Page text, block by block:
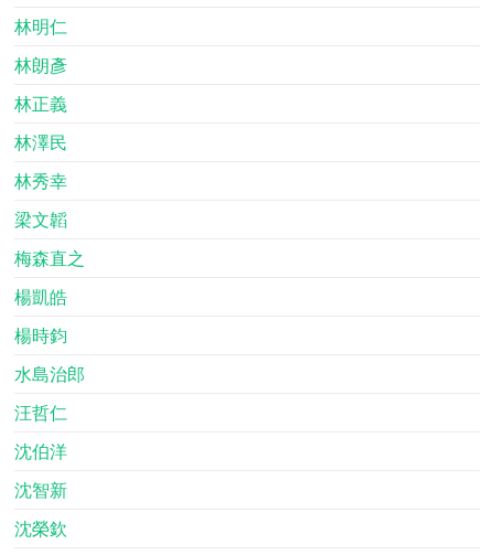
林明仁
林朗彥
林正義
林澤民
林秀幸
梁文韜
梅森直之
楊凱皓
楊時鈞
水島治郎
汪哲仁
沈伯洋
沈智新
沈榮欽